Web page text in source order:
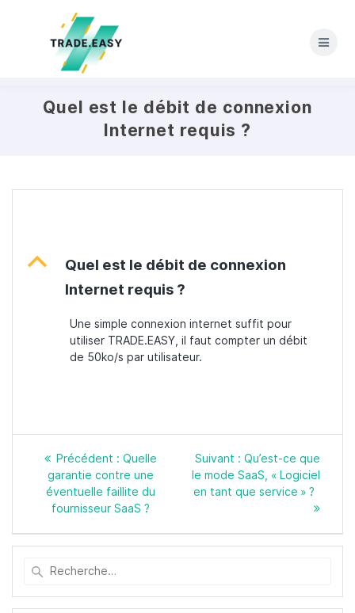
Quel est le débit de connexion
Internet requis ?
B
Quel est le débit de connexion
Internet requis ?
Une simple connexion internet suffit pour
utiliser TRADE.EASY, il faut compter un débit
de 50ko/s par utilisateur.
l’article
Précédent : Article
précédent
:
Quelle
garantie contre une
éventuelle faillite du
fournisseur SaaS ?
Suivant : Article
suivant
:
Qu’est-ce que
le mode SaaS, « Logiciel
en tant que service » ?
: